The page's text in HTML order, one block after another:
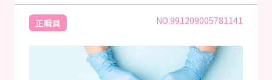
正職員 NO.991209005781141